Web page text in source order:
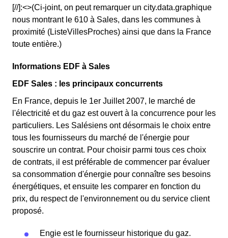
[//]:<>(Ci-joint, on peut remarquer un city.data.graphique
nous montrant le 610 à Sales, dans les communes à
proximité (ListeVillesProches) ainsi que dans la France
toute entière.)
Informations EDF à Sales
EDF Sales : les principaux concurrents
En France, depuis le 1er Juillet 2007, le marché de
l'électricité et du gaz est ouvert à la concurrence pour les
particuliers. Les Salésiens ont désormais le choix entre
tous les fournisseurs du marché de l'énergie pour
souscrire un contrat. Pour choisir parmi tous ces choix
de contrats, il est préférable de commencer par évaluer
sa consommation d'énergie pour connaître ses besoins
énergétiques, et ensuite les comparer en fonction du
prix, du respect de l'environnement ou du service client
proposé.
Engie est le fournisseur historique du gaz.